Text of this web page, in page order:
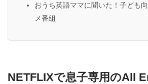
おうち英語ママに聞いた！子ども
メ番組
NETFLIXで息子専用のAll